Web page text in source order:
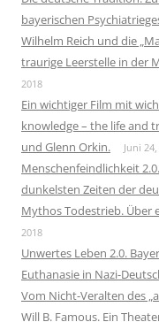
bayerischen
Wilhelm Reich und die
traurige Leerstelle in der
2018
Ein wichtiger Film mit
knowledge – the life and
und Glenn Orkin.
Juni
Menschenfeindlichkeit
dunkelsten Zeiten der
Mythos Todestrieb. Über
2018
Unwertes Leben 2.0.
Euthanasie in Nazi-
Vom Nicht-Veralten des
Will B. Famous. Ein